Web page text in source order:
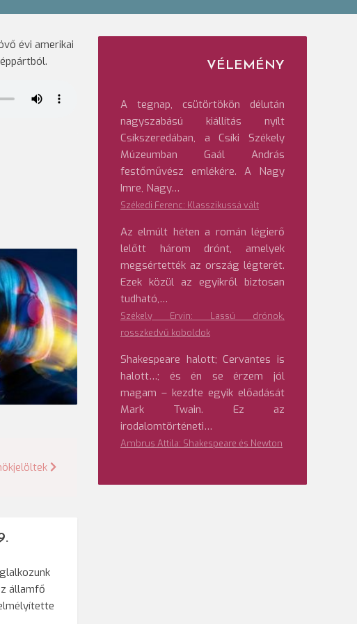
évi amerikai
államfő
VÉLEMÉNY
A tegnap, csütörtökön délután
nagyszabású kiállítás nyílt
Csíkszeredában, a Csíki Székely
Múzeumban Gaál András
festőművész emlékére. A Nagy
Imre, Nagy…
Székedi Ferenc: Klasszikussá vált
Az elmúlt héten a román légierő
lelőtt három drónt, amelyek
megsértették az ország légterét.
Ezek közül az egyikről biztosan
tudható,…
Székely Ervin: Lassú drónok,
rosszkedvű koboldok
Shakespeare halott; Cervantes is
halott…; és én se érzem jól
magam – kezdte egyik előadását
Mark Twain. Ez az
irodalomtörténeti…
Ambrus Attila: Shakespeare és Newton